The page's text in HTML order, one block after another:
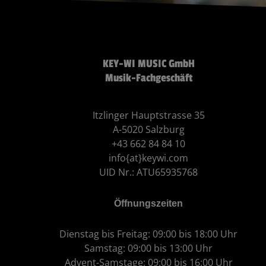
KEY-WI MUSIC GmbH
Musik-Fachgeschäft
Itzlinger Hauptstrasse 35
A-5020 Salzburg
+43 662 84 84 10
info{at}keywi.com
UID Nr.: ATU65935768
Öffnungszeiten
Dienstag bis Freitag: 09:00 bis 18:00 Uhr
Samstag: 09:00 bis 13:00 Uhr
Advent-Samstage: 09:00 bis 16:00 Uhr